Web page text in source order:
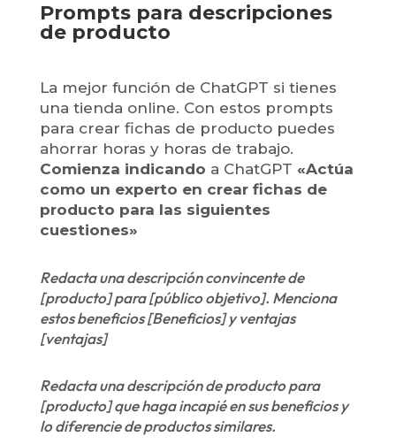
Prompts para descripciones
de producto
La mejor función de ChatGPT si tienes
una tienda online. Con estos prompts
para crear fichas de producto puedes
ahorrar horas y horas de trabajo.
Comienza indicando a ChatGPT «Actúa
como un experto en crear fichas de
producto para las siguientes
cuestiones»
Redacta una descripción convincente de
[producto] para [público objetivo]. Menciona
estos beneficios [Beneficios] y ventajas
[ventajas]
Redacta una descripción de producto para
[producto] que haga incapié en sus beneficios y
lo diferencie de productos similares.